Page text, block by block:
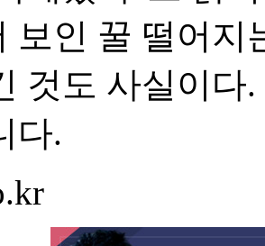
보인 꿀 떨어
것도 사실이다
다.